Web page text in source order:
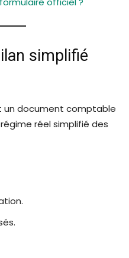
simplifié
un document comptable
réel simplifié des